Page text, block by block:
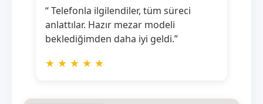
“ Telefonla ilgilendiler, tüm süreci
anlattılar. Hazır mezar modeli
beklediğimden daha iyi geldi.”
★ ★ ★ ★ ★